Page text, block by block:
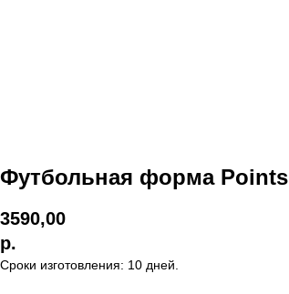
Футбольная форма Points
3590,00
р.
Сроки изготовления: 10 дней.